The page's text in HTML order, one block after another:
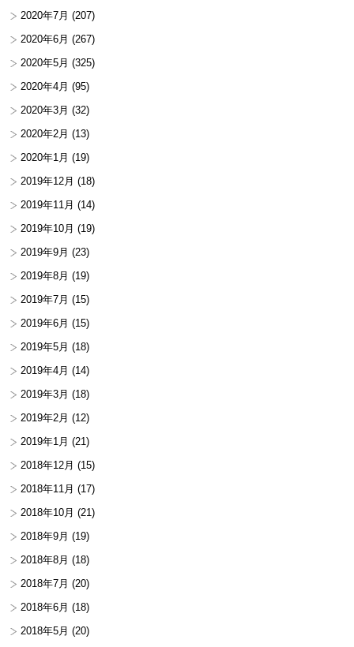
2020年7月 (207)
2020年6月 (267)
2020年5月 (325)
2020年4月 (95)
2020年3月 (32)
2020年2月 (13)
2020年1月 (19)
2019年12月 (18)
2019年11月 (14)
2019年10月 (19)
2019年9月 (23)
2019年8月 (19)
2019年7月 (15)
2019年6月 (15)
2019年5月 (18)
2019年4月 (14)
2019年3月 (18)
2019年2月 (12)
2019年1月 (21)
2018年12月 (15)
2018年11月 (17)
2018年10月 (21)
2018年9月 (19)
2018年8月 (18)
2018年7月 (20)
2018年6月 (18)
2018年5月 (20)